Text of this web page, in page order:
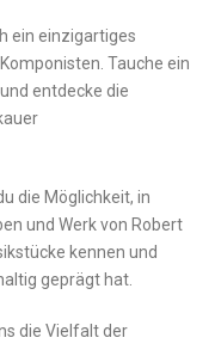
ein einzigartiges
Tauche ein
entdecke⁤ die
die​ Möglichkeit, ‍in
‌und Werk von Robert
kennen‌ und
geprägt ⁤hat.
die ​Vielfalt der